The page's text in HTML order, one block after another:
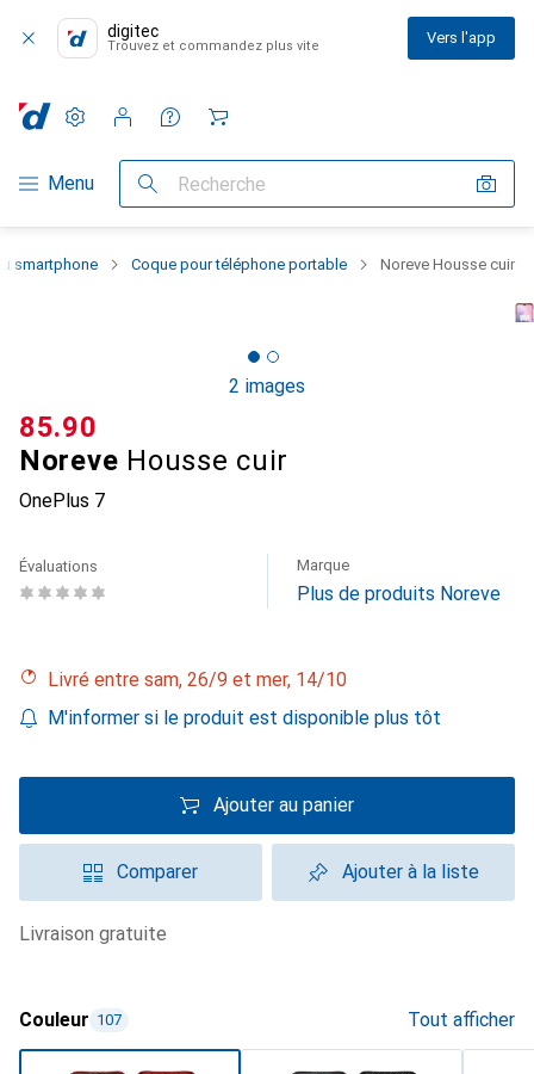
digitec
Trouvez et commandez plus vite Vers l'app
Navigation par catégorie
Menu Recherche
Paramètres
Compte client
Listes de comparaison
Listes d'envies
Panier
smartphone Coque pour téléphone portable Noreve Housse cuir
2 images
Noreve Housse cuir
OnePlus 7
CHF
85.90
Évaluations Marque
Plus de produits Noreve
Livré entre sam, 26/9 et mer, 14/10
M'informer si le produit est disponible plus tôt
Ajouter au panier
Comparer Ajouter à la liste
livraison gratuite
Couleur 107 Tout afficher